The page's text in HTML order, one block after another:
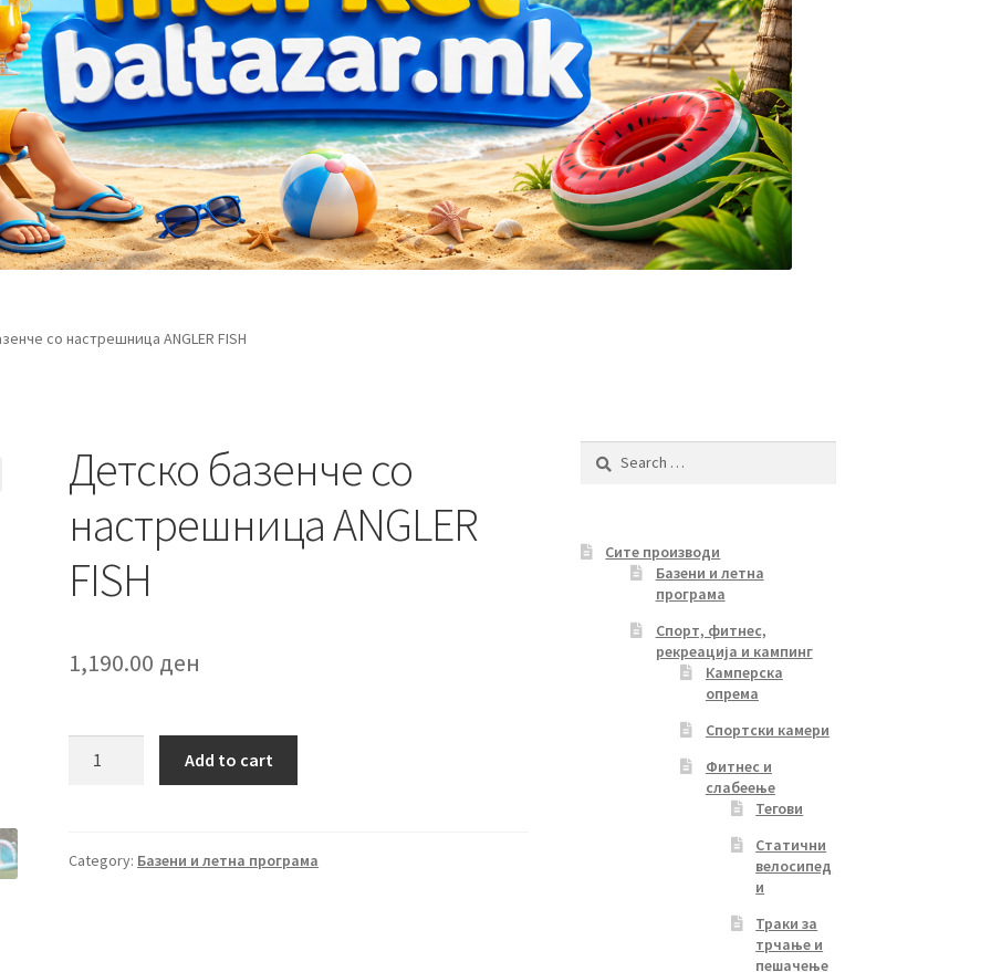
со настрешница ANGLER FISH
Детско базенче со
настрешница ANGLER
FISH
1,190.00 ден
ANGLER
Add to cart
Category: Базени и летна програма
Search
Сите производи
Базени и летна
програма
Спорт, фитнес,
рекреација и кампинг
Камперска
опрема
Спортски камери
Фитнес и
слабеење
Тегови
Статични
велосипед
и
Траки за
трчање и
пешачење